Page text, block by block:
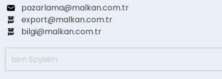
pazarlama@malkan.com.tr
export@malkan.com.tr
bilgi@malkan.com.tr